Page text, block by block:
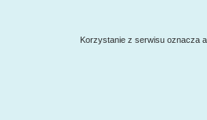
Korzystanie z serwisu oznacza